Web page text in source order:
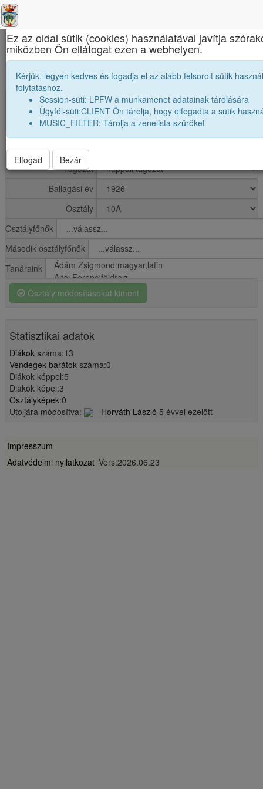
Református Kollégium
1926 10A osztály módosítása
Osztály: 1926 10A
Diákok száma:13
Iskola
Tagozat
Ballagási év
Osztály
Osztályfőnők
Második osztályfőnők
Tanáraink
Osztály módosításokat kiment
Statisztikai adatok
Diákok száma:13
Vendégek barátok száma:0
Diákok képpel:5
Diakok képei:3
Osztályképek:0
Utoljára módosítva:
Horváth László 5 évvel ezelött
Impresszum
Adatvédelmi nyilatkozat Vers:2026.06.23
×
Ez az oldal sütik (cookies) használatával javítja
miközben Ön ellátogat ezen a webhelyen.
Kérjük, legyen kedves és fogadja el az alább felsorolt sütik
folytatáshoz.
Session-süti: LPFW a munkamenet adatainak tárolására
Ügyfél-süti:CLIENT Ön tárolja, hogy elfogadta a sütik
MUSIC_FILTER: Tárolja a zenelista szűrőket
Elfogad Bezár